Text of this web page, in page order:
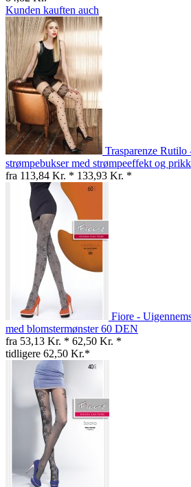
Kunden kauften auch
Trasparenze Rutilo
strømpebukser med strømpeeffekt og
fra 113,84 Kr. * 133,93 Kr. *
Fiore -
med blomstermønster 60 DEN
fra 53,13 Kr. * 62,50 Kr. *
tidligere 62,50 Kr.*